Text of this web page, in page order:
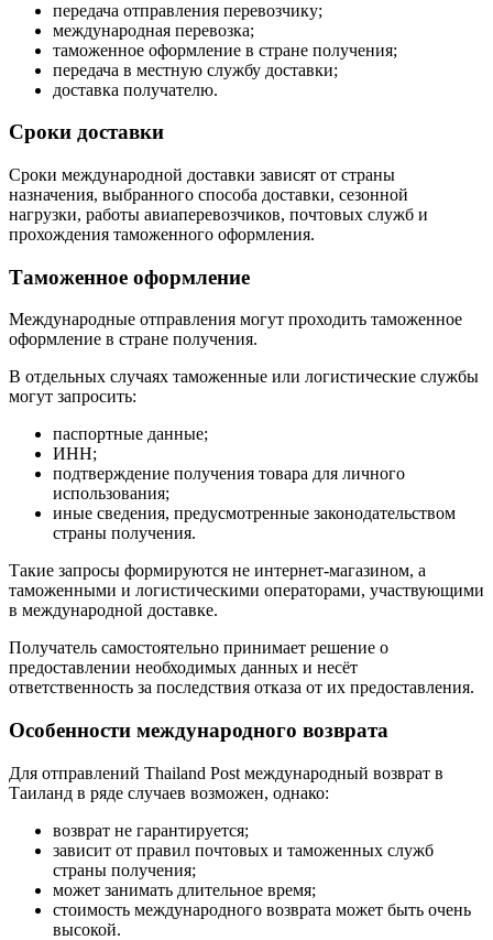
передача отправления перевозчику;
международная перевозка;
таможенное оформление в стране получения;
передача в местную службу доставки;
доставка получателю.
Сроки доставки
Сроки международной доставки зависят от страны
назначения, выбранного способа доставки, сезонной
нагрузки, работы авиаперевозчиков, почтовых служб и
прохождения таможенного оформления.
Таможенное оформление
Международные отправления могут проходить таможенное
оформление в стране получения.
В отдельных случаях таможенные или логистические службы
могут запросить:
паспортные данные;
ИНН;
подтверждение получения товара для личного
использования;
иные сведения, предусмотренные законодательством
страны получения.
Такие запросы формируются не интернет-магазином, а
таможенными и логистическими операторами, участвующими
в международной доставке.
Получатель самостоятельно принимает решение о
предоставлении необходимых данных и несёт
ответственность за последствия отказа от их предоставления.
Особенности международного возврата
Для отправлений Thailand Post международный возврат в
Таиланд в ряде случаев возможен, однако:
возврат не гарантируется;
зависит от правил почтовых и таможенных служб
страны получения;
может занимать длительное время;
стоимость международного возврата может быть очень
высокой.